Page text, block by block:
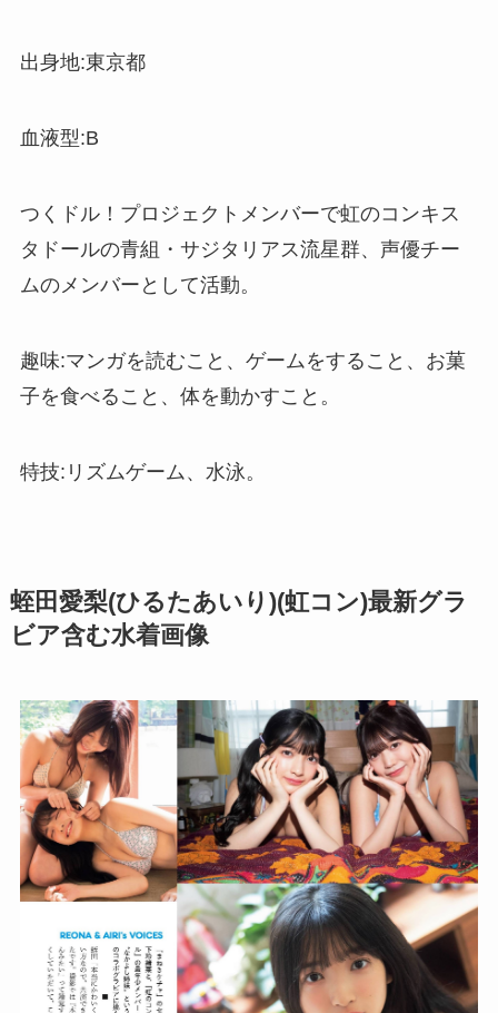
出身地:東京都
血液型:B
つくドル！プロジェクトメンバーで虹のコンキス
タドールの青組・サジタリアス流星群、声優チー
ムのメンバーとして活動。
趣味:マンガを読むこと、ゲームをすること、お菓
子を食べること、体を動かすこと。
特技:リズムゲーム、水泳。
蛭田愛梨(ひるたあいり)(虹コン)最新グラ
ビア含む水着画像